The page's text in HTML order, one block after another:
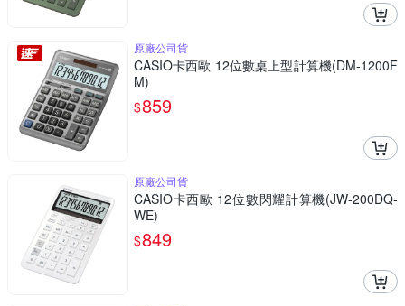
原廠公司貨
CASIO卡西歐 12位數桌上型計算機(DM-1200F
M)
$859
原廠公司貨
CASIO卡西歐 12位數閃耀計算機(JW-200DQ-
WE)
$849